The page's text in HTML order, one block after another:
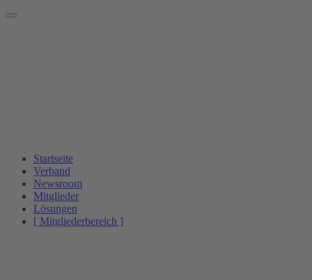
Startseite
Verband
Newsroom
Mitglieder
Lösungen
[ Mitgliederbereich ]